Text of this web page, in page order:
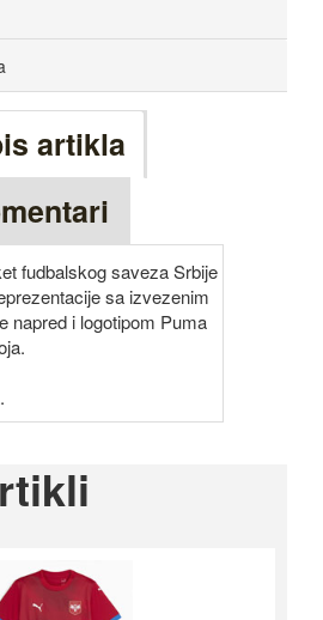
artikla
fudbalskog saveza Srbije
sa izvezenim
napred i logotipom Puma